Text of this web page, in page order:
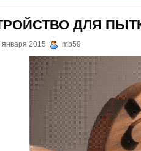
ПРИРУЧИЛИ
ДЛЯ
января 2015 mb59